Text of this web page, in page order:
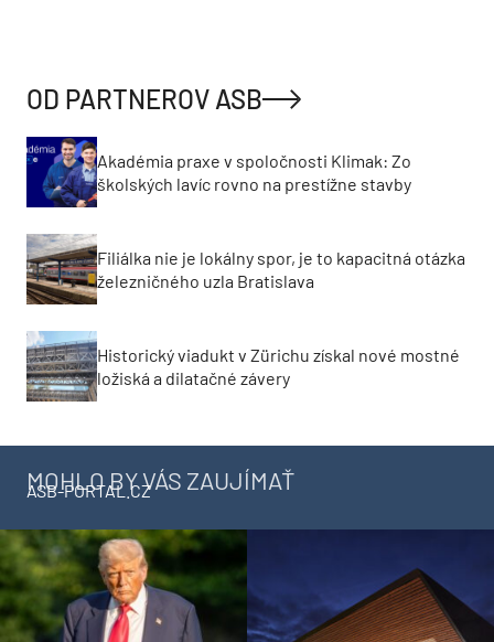
OD PARTNEROV ASB
Akadémia praxe v spoločnosti Klimak: Zo
školských lavíc rovno na prestížne stavby
Filiálka nie je lokálny spor, je to kapacitná otázka
železničného uzla Bratislava
Historický viadukt v Zürichu získal nové mostné
ložiská a dilatačné závery
MOHLO BY VÁS ZAUJÍMAŤ
ASB-PORTAL.CZ